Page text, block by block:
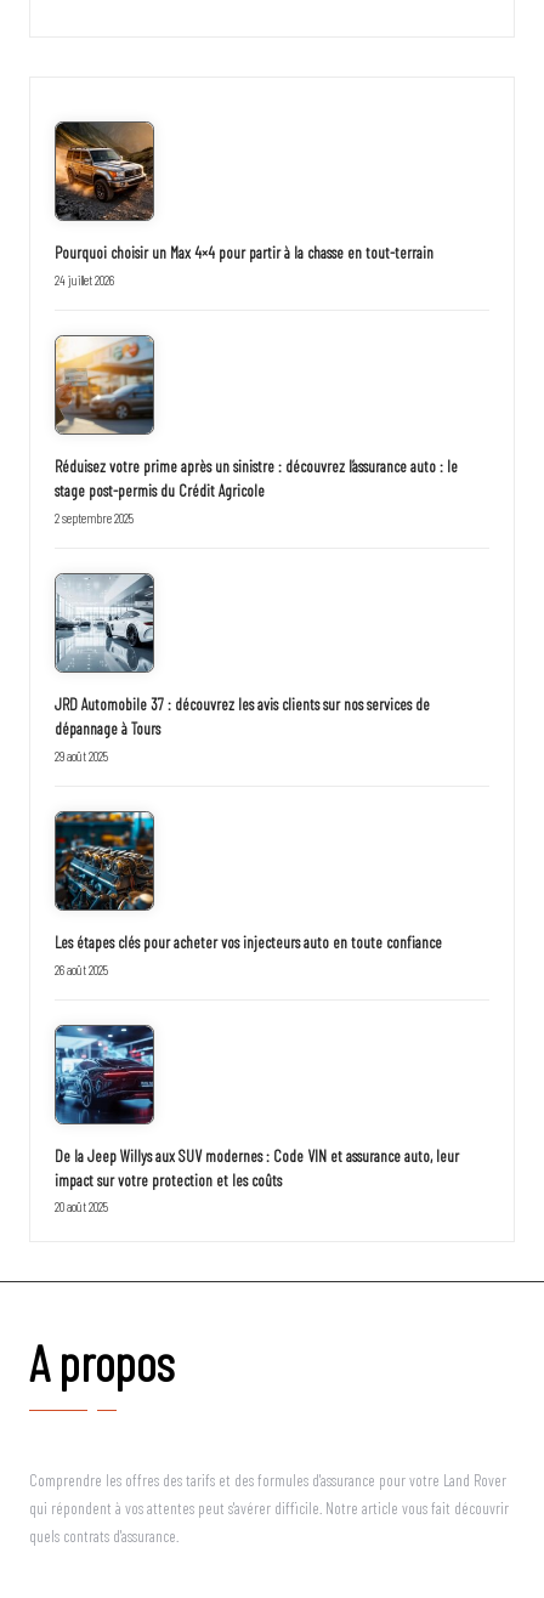
Pourquoi choisir un Max 4×4 pour partir à la chasse en tout-terrain
24 juillet 2026
Réduisez votre prime après un sinistre : découvrez l’assurance auto : le
stage post-permis du Crédit Agricole
2 septembre 2025
JRD Automobile 37 : découvrez les avis clients sur nos services de
dépannage à Tours
29 août 2025
Les étapes clés pour acheter vos injecteurs auto en toute confiance
26 août 2025
De la Jeep Willys aux SUV modernes : Code VIN et assurance auto, leur
impact sur votre protection et les coûts
20 août 2025
A propos
Comprendre les offres des tarifs et des formules d'assurance pour votre Land Rover
qui répondent à vos attentes peut s'avérer difficile. Notre article vous fait découvrir
quels contrats d'assurance.